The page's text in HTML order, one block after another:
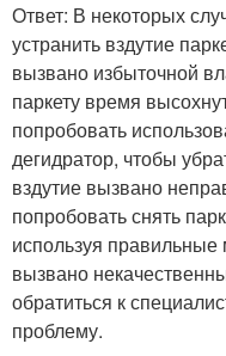
Ответ: В некоторых
устранить вздутие
вызвано избыточной
паркету время
попробовать
дегидратор, чтобы
вздутие вызвано
попробовать снять
используя
вызвано
обратиться к
проблему.